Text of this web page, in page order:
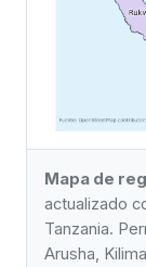
Mapa de
actualizado
Tanzania.
Arusha,